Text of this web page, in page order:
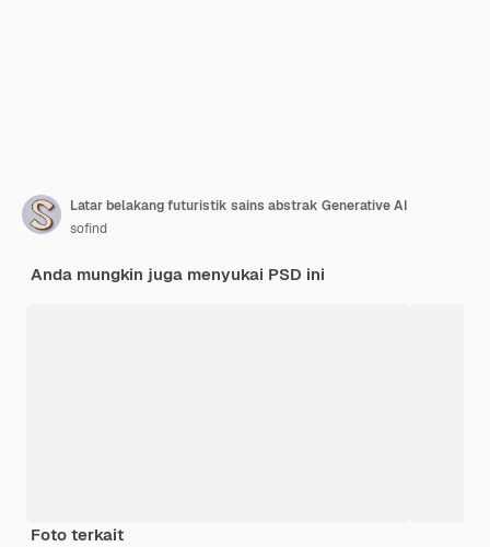
Latar belakang futuristik sains abstrak Generative AI
sofind
Anda mungkin juga menyukai PSD ini
Foto terkait